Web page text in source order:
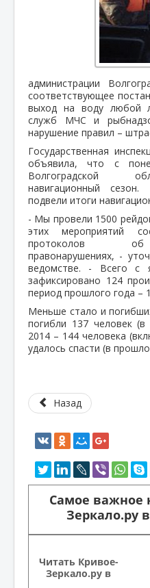
администрации
соответствующее
выход на воду любой
служб МЧС и
нарушение правил –
Государственная
объявила, что с
Волгоградской
навигационный
подвели итоги
- Мы провели 1500
этих мероприятий
протоколов об
правонарушениях, -
ведомстве. - Всего с
зафиксировано 124
период прошлого года –
Меньше стало и
погибли 137 человек
2014 – 144 человека
удалось спасти (в
Назад
Самое важное
Зеркало.ру в
Читать Кривое-
Зеркало.ру в